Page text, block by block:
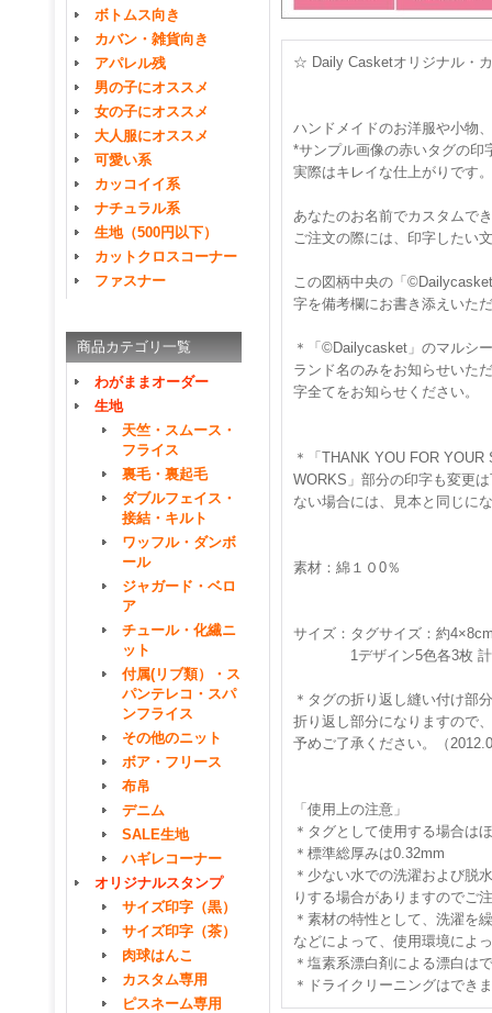
ボトムス向き
カバン・雑貨向き
アパレル残
男の子にオススメ
女の子にオススメ
大人服にオススメ
可愛い系
カッコイイ系
ナチュラル系
生地（500円以下）
カットクロスコーナー
ファスナー
商品カテゴリ一覧
わがままオーダー
生地
天竺・スムース・
フライス
裏毛・裏起毛
ダブルフェイス・
接結・キルト
ワッフル・ダンボ
ール
ジャガード・ベロ
ア
チュール・化繊ニ
ット
付属(リブ類）・ス
パンテレコ・スパ
ンフライス
その他のニット
ボア・フリース
布帛
デニム
SALE生地
ハギレコーナー
オリジナルスタンプ
サイズ印字（黒）
サイズ印字（茶）
肉球はんこ
カスタム専用
ピスネーム専用
☆ Daily Casketオリジナル・
ハンドメイドのお洋服や小物
*サンプル画像の赤いタグの印
実際はキレイな仕上がりです。
あなたのお名前でカスタムで
ご注文の際には、印字したい
この図柄中央の「
字を備考欄にお書き添えいた
＊「©Dailycasket」のマルシ
ランド名のみをお知らせいた
字全てをお知らせください。
＊「THANK YOU FOR
WORKS」部分の印字も変更
ない場合には、見本と同じに
素材：綿１０0％
サイズ：タグサイズ：約
1デザイン5色各3枚 計15
＊タグの折り返し縫い付け部
折り返し部分になりますので
予めご了承ください。（
「使用上の注意」
＊タグとして使用する場合は
＊標準総厚みは0.32mm
＊少ない水での洗濯および脱
りする場合がありますのでご
＊素材の特性として、洗濯を
などによって、使用環境によ
＊塩素系漂白剤による漂白は
＊ドライクリーニングはでき